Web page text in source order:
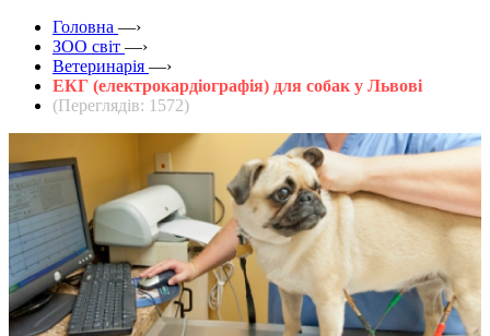
Головна —›
ЗOO світ —›
Ветеринарія —›
ЕКГ (електрокардіографія) для собак у Львові
(Переглядів: 1572)